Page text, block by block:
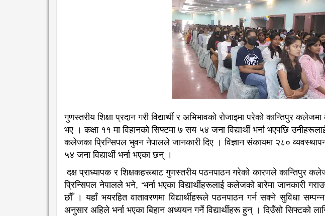
गुणस्तरीय शिक्षा प्रदान गरी विद्यार्थी र अभिभावको रोजाइमा परेको कान्तिपुर कलेजमा
भए । कक्षा ११ मा विहानको सिफ्टमा ७ सय ५४ जना विद्यार्थी भर्ना भएपछि
कलेजका प्रिन्सिपल भुवन नेपालले जानकारी दिए । विज्ञान संकायमा २८०
५४ जना विद्यार्थी भर्ना भएका छन् ।
दक्ष प्राध्यापक र शिक्षकहरूबाट गुणस्तरीय पठनपाठन गरेको कारणले कान्तिपुर कलेज
प्रिन्सिपल नेपालले भने, ‘भर्ना भएका विद्यार्थीहरूलाई कलेजको बारेमा जानकारी
छौँ । यहाँ भयरहित वातावरणमा विद्यार्थीहरूले पठनपाठन गर्न सक्ने सुविधा
अनुसार अहिले भर्ना भएका बिहान अध्ययन गर्ने विद्यार्थीहरू हुन् । दिउँसो सिफ्टको